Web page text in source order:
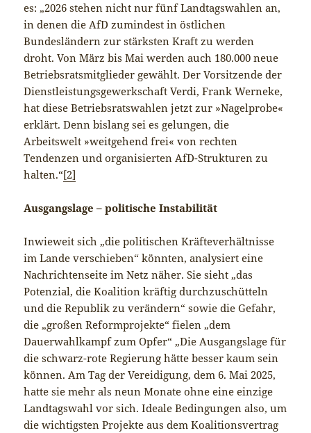
es: „2026 stehen nicht nur fünf Landtagswahlen an,
in denen die AfD zumindest in östlichen
Bundesländern zur stärksten Kraft zu werden
droht. Von März bis Mai werden auch 180.000 neue
Betriebsratsmitglieder gewählt. Der Vorsitzende der
Dienstleistungsgewerkschaft Verdi, Frank Werneke,
hat diese Betriebsratswahlen jetzt zur »Nagelprobe«
erklärt. Denn bislang sei es gelungen, die
Arbeitswelt »weitgehend frei« von rechten
Tendenzen und organisierten AfD-Strukturen zu
halten.“[2]
Ausgangslage – politische Instabilität
Inwieweit sich „die politischen Kräfteverhältnisse
im Lande verschieben“ könnten, analysiert eine
Nachrichtenseite im Netz näher. Sie sieht „das
Potenzial, die Koalition kräftig durchzuschütteln
und die Republik zu verändern“ sowie die Gefahr,
die „großen Reformprojekte“ fielen „dem
Dauerwahlkampf zum Opfer“ „Die Ausgangslage für
die schwarz-rote Regierung hätte besser kaum sein
können. Am Tag der Vereidigung, dem 6. Mai 2025,
hatte sie mehr als neun Monate ohne eine einzige
Landtagswahl vor sich. Ideale Bedingungen also, um
die wichtigsten Projekte aus dem Koalitionsvertrag